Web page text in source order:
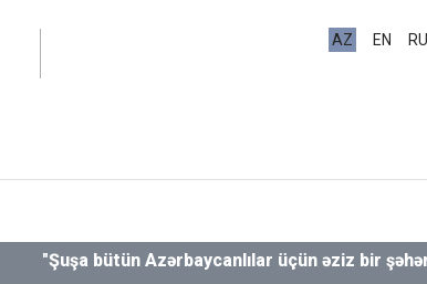
AZ EN RU
"Şuşa bütün Azərbaycanlılar üçün əziz bir